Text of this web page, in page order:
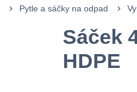
Pytle a sáčky na odpad
Sáček
HDPE